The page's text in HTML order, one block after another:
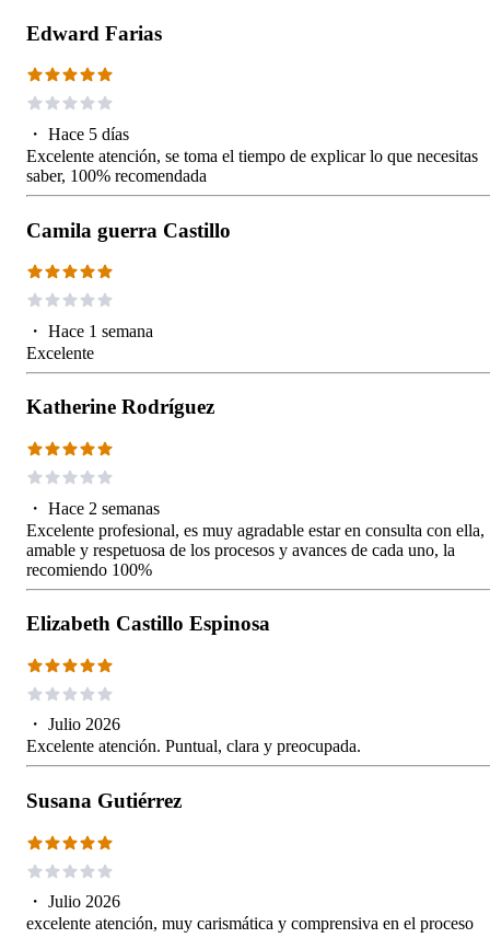
Edward Farias
・ Hace 5 días
Excelente atención, se toma el tiempo de explicar lo que necesitas
saber, 100% recomendada
Camila guerra Castillo
・ Hace 1 semana
Excelente
Katherine Rodríguez
・ Hace 2 semanas
Excelente profesional, es muy agradable estar en consulta con ella,
amable y respetuosa de los procesos y avances de cada uno, la
recomiendo 100%
Elizabeth Castillo Espinosa
・ Julio 2026
Excelente atención. Puntual, clara y preocupada.
Susana Gutiérrez
・ Julio 2026
excelente atención, muy carismática y comprensiva en el proceso